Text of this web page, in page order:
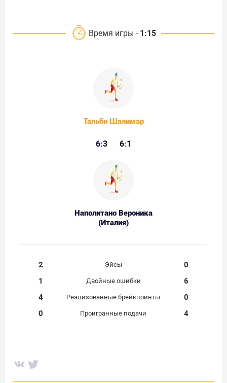
Время игры - 1:15
Тальби Шалимар
6:3 6:1
Наполитано Вероника
(Италия)
2 Эйсы
0
1
Двойные ошибки
6
4
Реализованные брейкпоинты
0
0
Проигранные подачи 4